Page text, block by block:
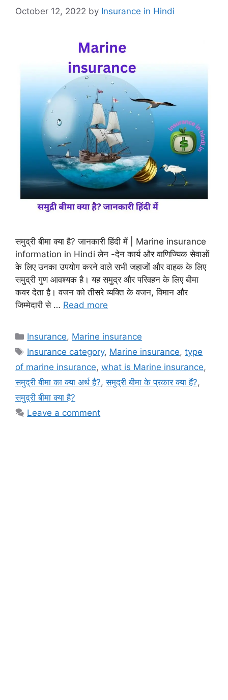
October 12, 2022 by Insurance in Hindi
समुद्री बीमा क्या है? जानकारी हिंदी में | Marine insurance
information in Hindi लेन -देन कार्य और वाणिज्यिक सेवाओं
के लिए उनका उपयोग करने वाले सभी जहाजों और वाहक के लिए
समुद्री गुण आवश्यक है। यह समुद्र और परिवहन के लिए बीमा
कवर देता है। वजन को तीसरे व्यक्ति के वजन, विमान और
जिम्मेदारी से … Read more
Categories
Insurance, Marine insurance
Tags
Insurance category, Marine insurance,type
of marine insurance, what is Marine insurance,
समुद्री बीमा का क्या अर्थ है?,समुद्री बीमा के प्रकार क्या हैं?,
समुद्री बीमा क्या है?
Leave a comment